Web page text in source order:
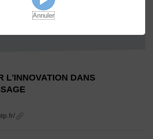
L'INNOVATION DANS
Annuler